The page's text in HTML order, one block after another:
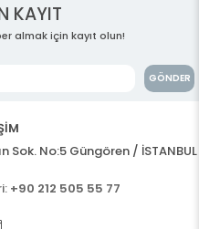
KAYIT
almak için kayıt olun!
GÖNDER
Sok. No:5 Güngören / İSTANBUL
+90 212 505 55 77